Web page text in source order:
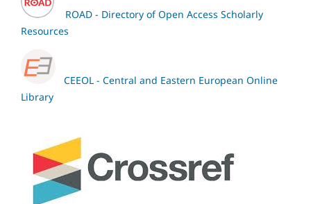
ROAD - Directory of Open Access Scholarly
Resources
CEEOL - Central and Eastern European Online
Library